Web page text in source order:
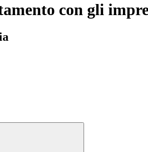
con gli